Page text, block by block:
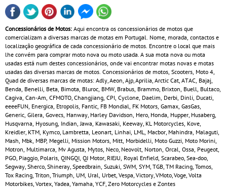
Concessionários de Motos: Aqui encontra os concessionários de motos que
comercializam a diversas marcas de motas em Portugal. Nome, morada, contactos e
localização geográfica de cada concessionário de motos. Encontre o local que mais
lhe convém para comprar moto nova ou moto usada. A sua mota nova ou mota
usadas está num destes concessionários, onde vai encontrar motas novas e motas
usadas das diversas marcas de motos. Concessionários de motos, Scooters, Moto 4,
Quad de diversas marcas de motas: Adly, Aeon, Ajp, Aprilia, Arctic Cat, ATAC, Bajaj,
Benda, Benelli, Beta, Bimota, Bluroc, BMW, Brabus, Brammo, Brixton, Buell, Bultaco,
Cagiva, Can‑Am, CFMOTO, Changjiang, CPI, Cyclone, Daelim, Derbi, Dinli, Ducati,
eeeeFUN, Energica, Etropolis, Fantic, FB Mondial, FK Motors, Gamax, GasGas,
Generic, Gilera, Govecs, Hanway, Harley Davidson, Hero, Honda, Hupper, Husaberg,
Husqvarna, Hyosung, Indian, Jawa, Kawasaki, Keeway, KL Motorcycles, Kove,
Kreidler, KTM, Kymco, Lambretta, Leonart, Linhai, LML, Macbor, Mahindra, Malaguti,
Mash, Mbk, MBP, Megelli, Mission Motors, Mitt, Morbidelli, Moto Guzzi, Moto Morini,
Motron, Multimarca, Mv Agusta, Mytos, Neco, Neovolt, Norton, Orcal, Ossa, Peugeot,
PGO, Piaggio, Polaris, QINGQI, QJ Motor, RIEJU, Royal Enfield, Scarabeo, Sea-doo,
Segway, Sherco, Shineray, Speedbrain, Suzuki, SWM, SYM, TGB, TM Racing, Tomos,
Tox Racing, Triton, Triumph, UM, Ural, Urbet, Vespa, Victory, VMoto, Voge, Volta
Motorbikes, Vortex, Yadea, Yamaha, YCF, Zero Motorcycles e Zontes